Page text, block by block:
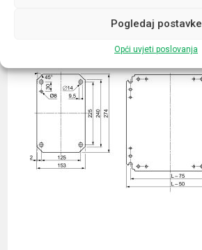
Pogledaj postavke
Opći uvjeti poslovanja